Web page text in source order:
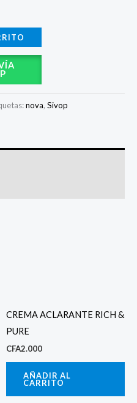
nova, Sivop
CREMA ACLARANTE RICH &
PURE
CFA2.000
AÑADIR AL
CARRITO